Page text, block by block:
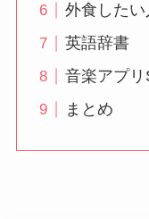
外食した
英語辞書
音楽アプ
まとめ